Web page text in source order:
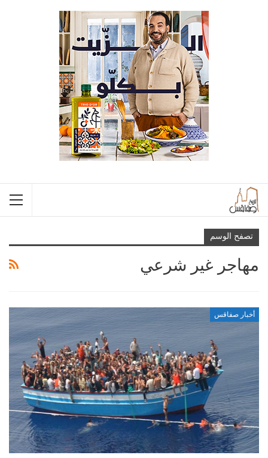
تصفح الوسم
مهاجر غير شرعي
أخبار صفاقس